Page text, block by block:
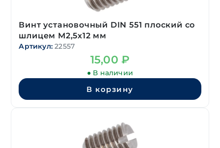
Винт установочный DIN 551 плоский со
шлицем М2,5х12 мм
Артикул: 22557
15,00 ₽
● В наличии
В корзину